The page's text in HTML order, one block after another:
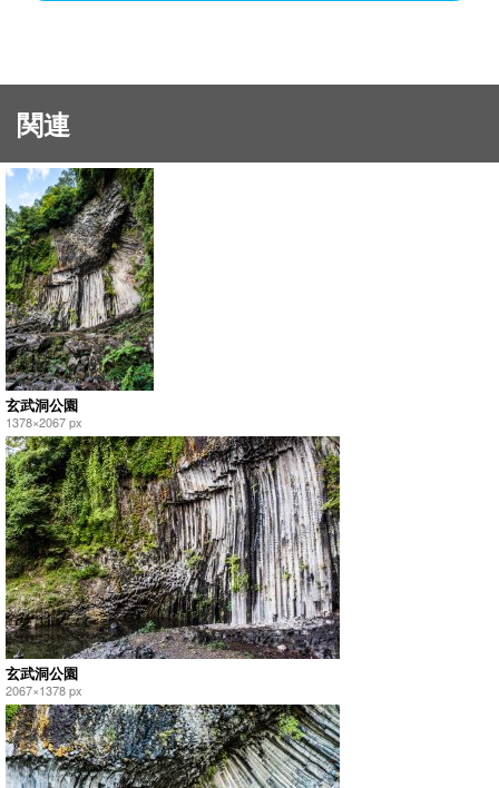
関連
玄武洞公園
1378×2067 px
玄武洞公園
2067×1378 px